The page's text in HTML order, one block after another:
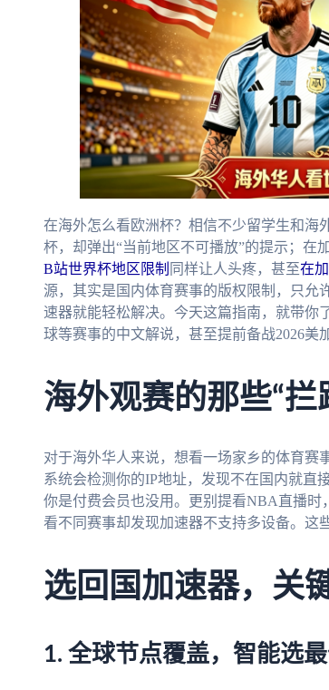
在海外怎么看欧洲杯？相信不少留学生和
杯，却弹出“当前地区不可播放”的提示；在
B站世界杯地区限制 同样让人头疼，甚至在
源，其实是国内体育赛事的版权限制，只允
速器就能轻松解决。今天这篇指南，就带你
球等赛事的中文解说，甚至提前备战2026美
海外观赛的那些“拦
对于海外华人来说，想看一场家乡的体育赛
系统会检测你的IP地址，发现不在国内就直
你是付费会员也没用。更别提看NBA直播
看不同赛事却发现加速器不支持多设备。这
选回国加速器，关
1. 全球节点覆盖，智能选